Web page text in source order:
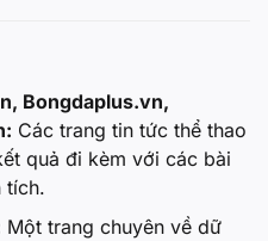
Bongdaplus.vn,
Các trang tin tức thể thao
quả đi kèm với các bài
tích.
Một trang chuyên về dữ